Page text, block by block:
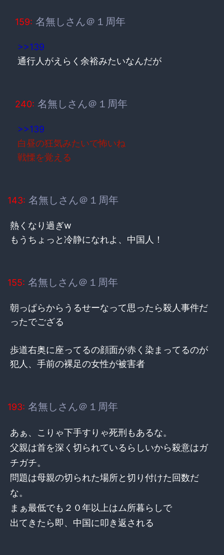
159: 名無しさん＠１周年
>>139
通行人がえらく余裕みたいなんだが
240: 名無しさん＠１周年
>>139
白昼の狂気みたいで怖いね
戦慄を覚える
143: 名無しさん＠１周年
熱くなり過ぎw
もうちょっと冷静になれよ、中国人！
155: 名無しさん＠１周年
朝っぱらからうるせーなって思ったら殺人事件だ
ったでござる
歩道右奥に座ってるの顔面が赤く染まってるのが
犯人、手前の裸足の女性が被害者
193: 名無しさん＠１周年
あぁ、こりゃ下手すりゃ死刑もあるな。
父親は首を深く切られているらしいから殺意はガ
チガチ。
問題は母親の切られた場所と切り付けた回数だ
な。
まぁ最低でも２０年以上はム所暮らしで
出てきたら即、中国に叩き返される